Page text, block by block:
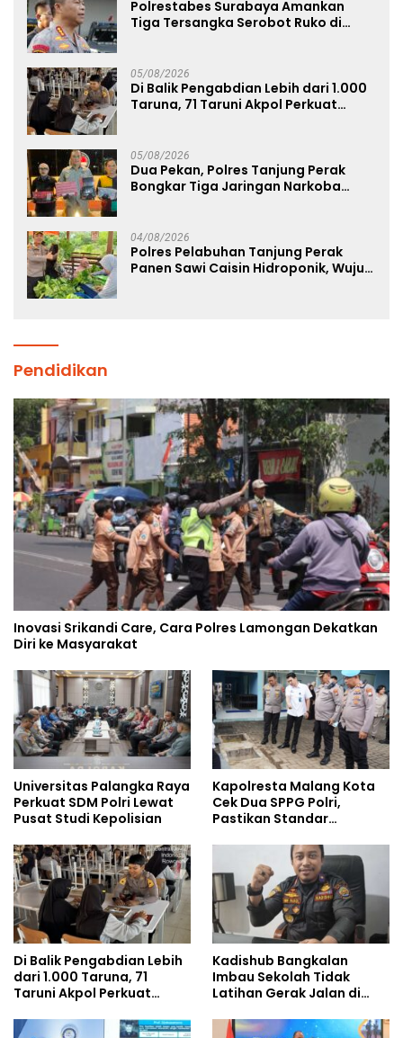
Polrestabes Surabaya Amankan
Tiga Tersangka Serobot Ruko di
05/08/2026
Di Balik Pengabdian Lebih dari 1.000
Taruna, 71 Taruni Akpol Perkuat
05/08/2026
Dua Pekan, Polres Tanjung Perak
Bongkar Tiga Jaringan Narkoba
04/08/2026
Polres Pelabuhan Tanjung Perak
Panen Sawi Caisin Hidroponik, Wujud
Pendidikan
Inovasi Srikandi Care, Cara Polres Lamongan Dekatkan
Diri ke Masyarakat
Universitas Palangka Raya
Perkuat SDM Polri Lewat
Pusat Studi Kepolisian
Kapolresta Malang Kota
Cek Dua SPPG Polri,
Pastikan Standar
Pengelolaan Limbah
Berjalan Optimal
Di Balik Pengabdian Lebih
dari 1.000 Taruna, 71
Taruni Akpol Perkuat
Siswa Sekolah Rakyat
Kadishub Bangkalan
Imbau Sekolah Tidak
Latihan Gerak Jalan di